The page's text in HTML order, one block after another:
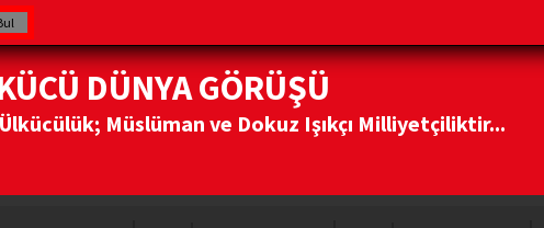
DÜNYA GÖRÜŞÜ
Ülkücülük; Müslüman ve Dokuz Işıkçı Milliyetçiliktir...